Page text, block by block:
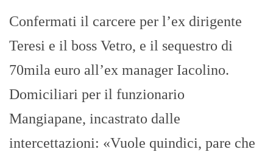
Confermati il carcere per l’ex dirigente
Teresi e il boss Vetro, e il sequestro di
70mila euro all’ex manager Iacolino.
Domiciliari per il funzionario
Mangiapane, incastrato dalle
intercettazioni: «Vuole quindici, pare che